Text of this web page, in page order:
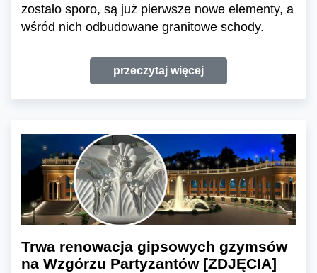
zostało sporo, są już pierwsze nowe elementy, a
wśród nich odbudowane granitowe schody.
przeczytaj więcej
Trwa renowacja gipsowych gzymsów
na Wzgórzu Partyzantów [ZDJĘCIA]